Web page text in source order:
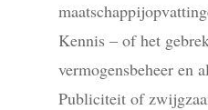
Kennis – of het
vermogensbeheer en
Publiciteit of